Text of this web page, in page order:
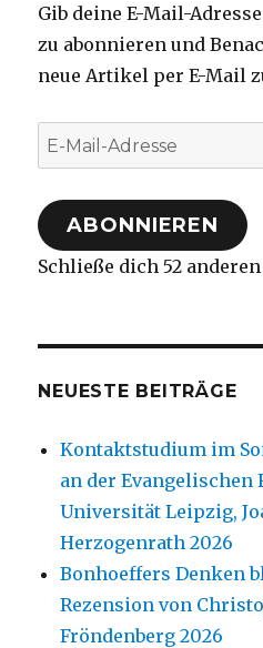
Gib deine E-Mail-
zu abonnieren und
neue Artikel per E-Mail
E-
Mail-
Adresse
ABONNIEREN
Schließe dich 52
NEUESTE BEITRÄGE
Kontaktstudium im
an der Evangelischen
Universität Leipzig,
Herzogenrath 2026
Bonhoeffers Denken
Rezension von
Fröndenberg 2026